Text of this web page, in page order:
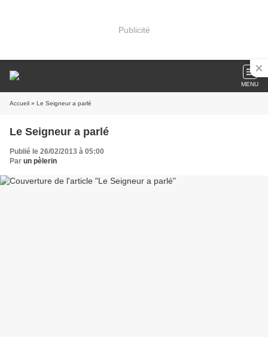
Publicité
MENU
Accueil » Le Seigneur a parlé
Le Seigneur a parlé
Publié le 26/02/2013 à 05:00
Par un pèlerin